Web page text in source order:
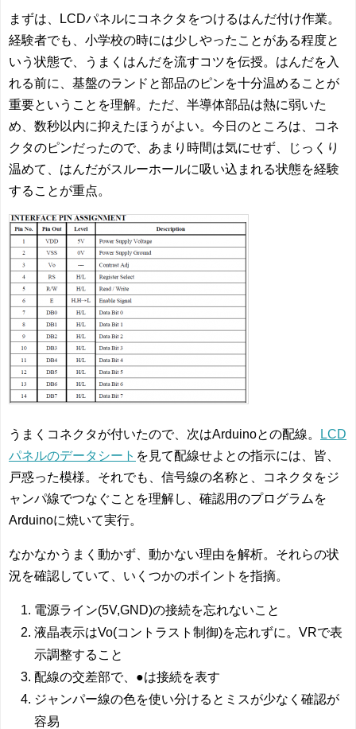
まずは、LCDパネルにコネクタをつけるはんだ付け作業。
経験者でも、小学校の時には少しやったことがある程度と
いう状態で、うまくはんだを流すコツを伝授。はんだを入
れる前に、基盤のランドと部品のピンを十分温めることが
重要ということを理解。ただ、半導体部品は熱に弱いた
め、数秒以内に抑えたほうがよい。今日のところは、コネ
クタのピンだったので、あまり時間は気にせず、じっくり
温めて、はんだがスルーホールに吸い込まれる状態を経験
することが重点。
うまくコネクタが付いたので、次はArduinoとの配線。
LCD
パネルのデータシート を見て配線せよとの指示には、皆、
戸惑った模様。それでも、信号線の名称と、コネクタをジ
ャンパ線でつなぐことを理解し、確認用のプログラムを
Arduinoに焼いて実行。
なかなかうまく動かず、動かない理由を解析。それらの状
況を確認していて、いくつかのポイントを指摘。
電源ライン(5V,GND)の接続を忘れないこと
液晶表示はVo(コントラスト制御)を忘れずに。VRで表
示調整すること
配線の交差部で、●は接続を表す
ジャンパー線の色を使い分けるとミスが少なく確認が
容易